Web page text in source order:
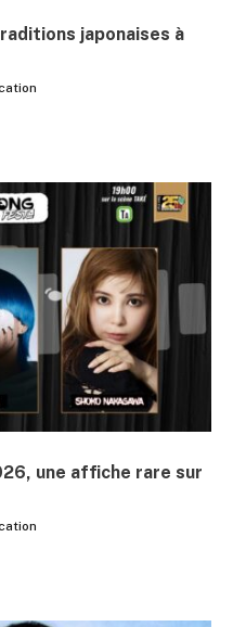
japonaises à
une affiche rare sur